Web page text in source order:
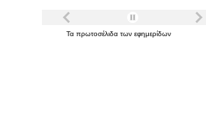
Τα πρωτοσέλιδα των εφημερίδων